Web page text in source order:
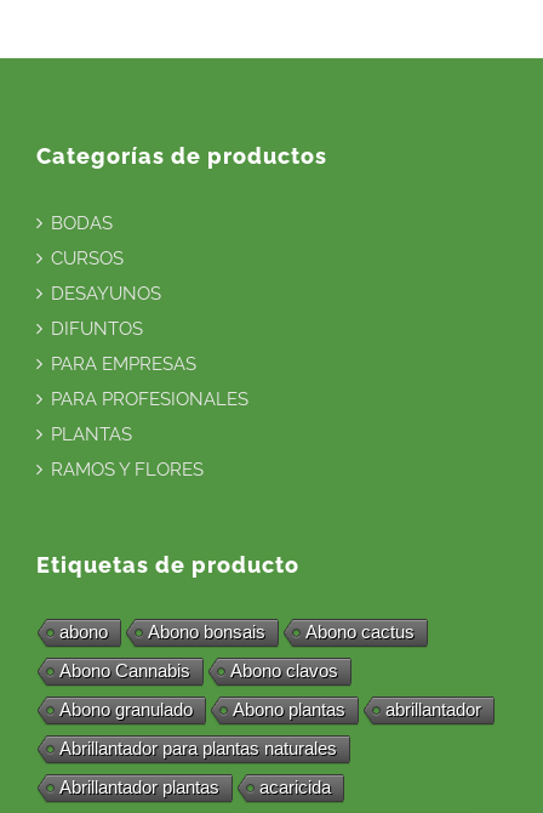
Categorías de productos
BODAS
CURSOS
DESAYUNOS
DIFUNTOS
PARA EMPRESAS
PARA PROFESIONALES
PLANTAS
RAMOS Y FLORES
Etiquetas de producto
abono Abono bonsais
Abono cactus
Abono Cannabis
Abono clavos
Abono granulado
Abono plantas
abrillantador
Abrillantador para plantas naturales
Abrillantador plantas
acaricida